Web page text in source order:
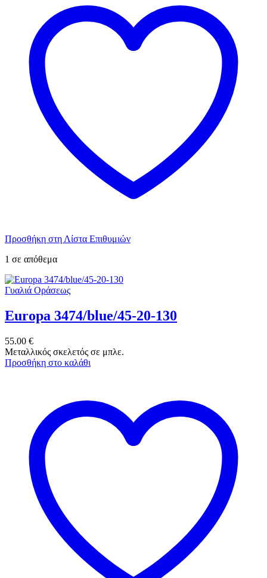
Προσθήκη στη Λίστα Επιθυμιών
1 σε απόθεμα
Γυαλιά Οράσεως
Europa 3474/blue/45-20-130
55.00 €
Μεταλλικός σκελετός σε μπλε.
Προσθήκη στο καλάθι